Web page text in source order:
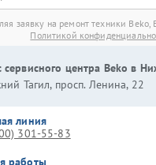
заявку на ремонт техники Beko,
Политикой
сервисного центра Beko в
Тагил, просп. Ленина, 22
линия
301-55-83
работы